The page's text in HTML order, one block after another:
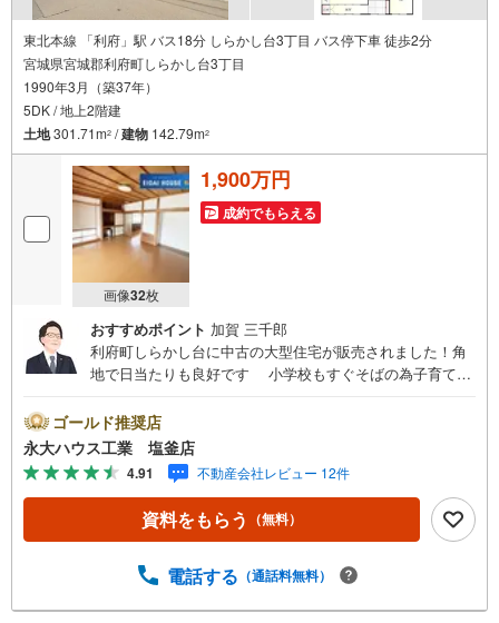
東北本線 「利府」駅 バス18分 しらかし台3丁目 バス停下車 徒歩2分
宮城県宮城郡利府町しらかし台3丁目
1990年3月（築37年）
5DK / 地上2階建
土地301.71m2 /建物 142.79m2
画像32枚
1,900万円
成約でもらえる
おすすめポイント 加賀 三千郎
利府町しらかし台に中古の大型住宅が販売されました！角
地で日当たりも良好です 小学校もすぐそばの為子育て世
ゴールド推奨店
永大ハウス工業 塩釜店
4.91 不動産会社レビュー 12件
資料をもらう （無料）
電話する （通話料無料）